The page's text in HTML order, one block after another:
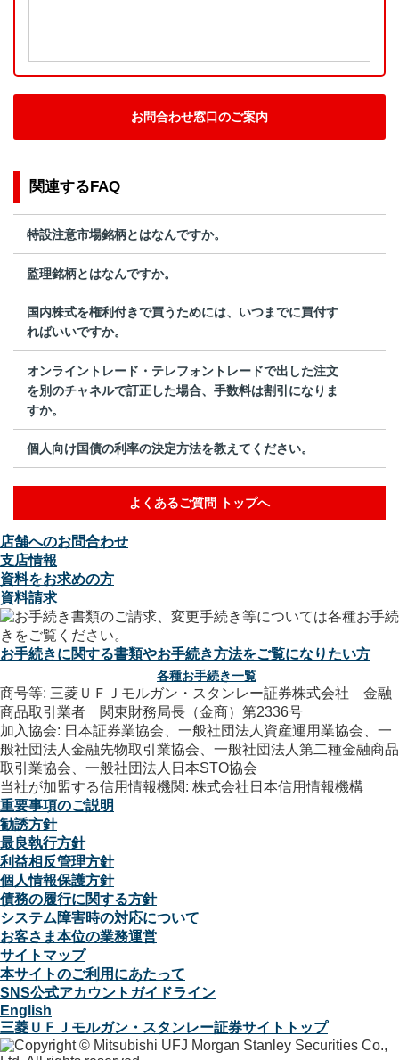
お問合わせ窓口のご案内
関連するFAQ
特設注意市場銘柄とはなんですか。
監理銘柄とはなんですか。
国内株式を権利付きで買うためには、いつまでに買付す
ればいいですか。
オンライントレード・テレフォントレードで出した注文
を別のチャネルで訂正した場合、手数料は割引になりま
すか。
個人向け国債の利率の決定方法を教えてください。
よくあるご質問 トップへ
店舗へのお問合わせ
支店情報
資料をお求めの方
資料請求
お手続きに関する書類やお手続き方法をご覧になりたい方
各種お手続き一覧
商号等: 三菱ＵＦＪモルガン・スタンレー証券株式会社 金融
商品取引業者 関東財務局長（金商）第2336号
加入協会: 日本証券業協会、一般社団法人資産運用業協会、一
般社団法人金融先物取引業協会、一般社団法人第二種金融商品
取引業協会、一般社団法人日本STO協会
当社が加盟する信用情報機関: 株式会社日本信用情報機構
重要事項のご説明
勧誘方針
最良執行方針
利益相反管理方針
個人情報保護方針
債務の履行に関する方針
システム障害時の対応について
お客さま本位の業務運営
サイトマップ
本サイトのご利用にあたって
SNS公式アカウントガイドライン
English
三菱ＵＦＪモルガン・スタンレー証券サイトトップ